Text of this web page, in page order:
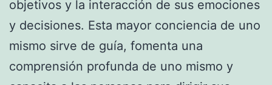
objetivos y la interacción de sus emociones
y decisiones. Esta mayor conciencia de uno
mismo sirve de guía, fomenta una
comprensión profunda de uno mismo y